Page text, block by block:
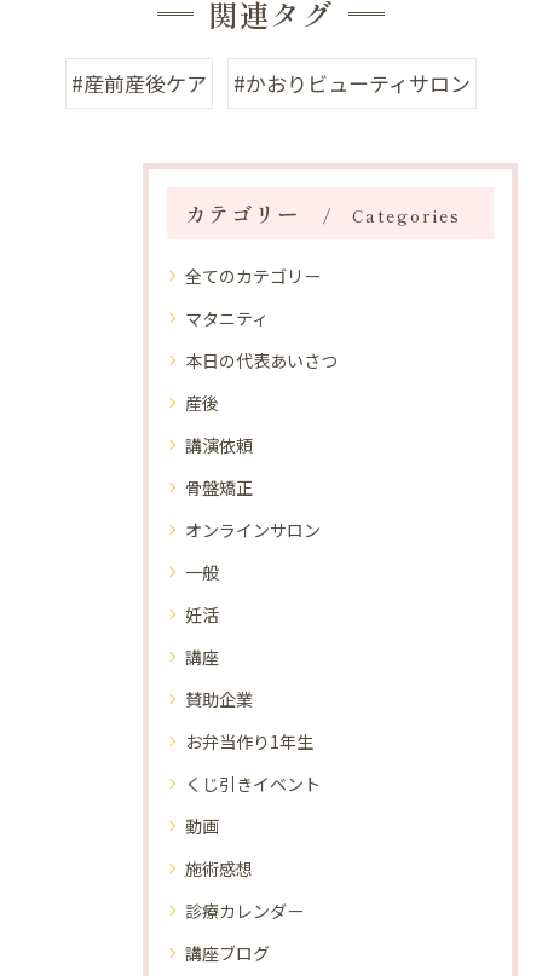
関連タグ
#産前産後ケア #かおりビューティサロン
カテゴリー Categories
全てのカテゴリー
マタニティ
本日の代表あいさつ
産後
講演依頼
骨盤矯正
オンラインサロン
一般
妊活
講座
賛助企業
お弁当作り1年生
くじ引きイベント
動画
施術感想
診療カレンダー
講座ブログ